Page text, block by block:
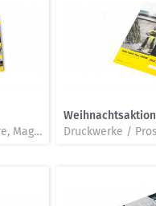
Druckwerke / Prospekt, Broschüre, Magazin, Folder, Katalog, Beilage
Weihnachtsaktion